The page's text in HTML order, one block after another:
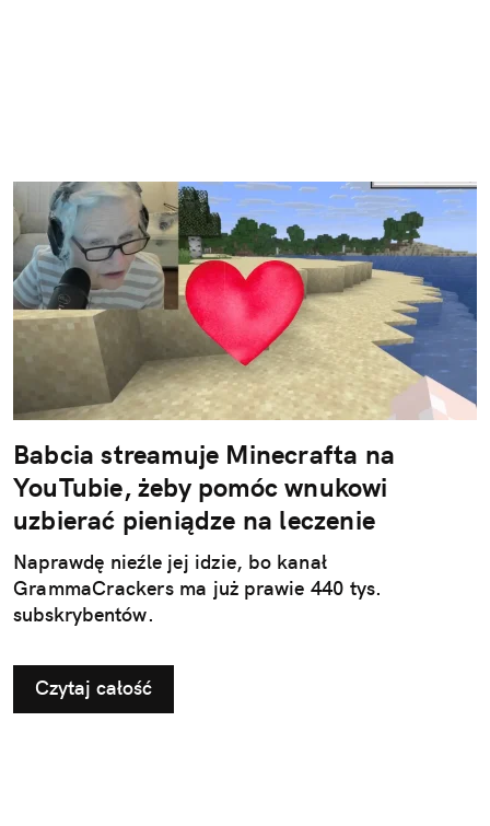
Babcia streamuje Minecrafta na
YouTubie, żeby pomóc wnukowi
uzbierać pieniądze na leczenie
Naprawdę nieźle jej idzie, bo kanał
GrammaCrackers ma już prawie 440 tys.
subskrybentów.
Czytaj całość